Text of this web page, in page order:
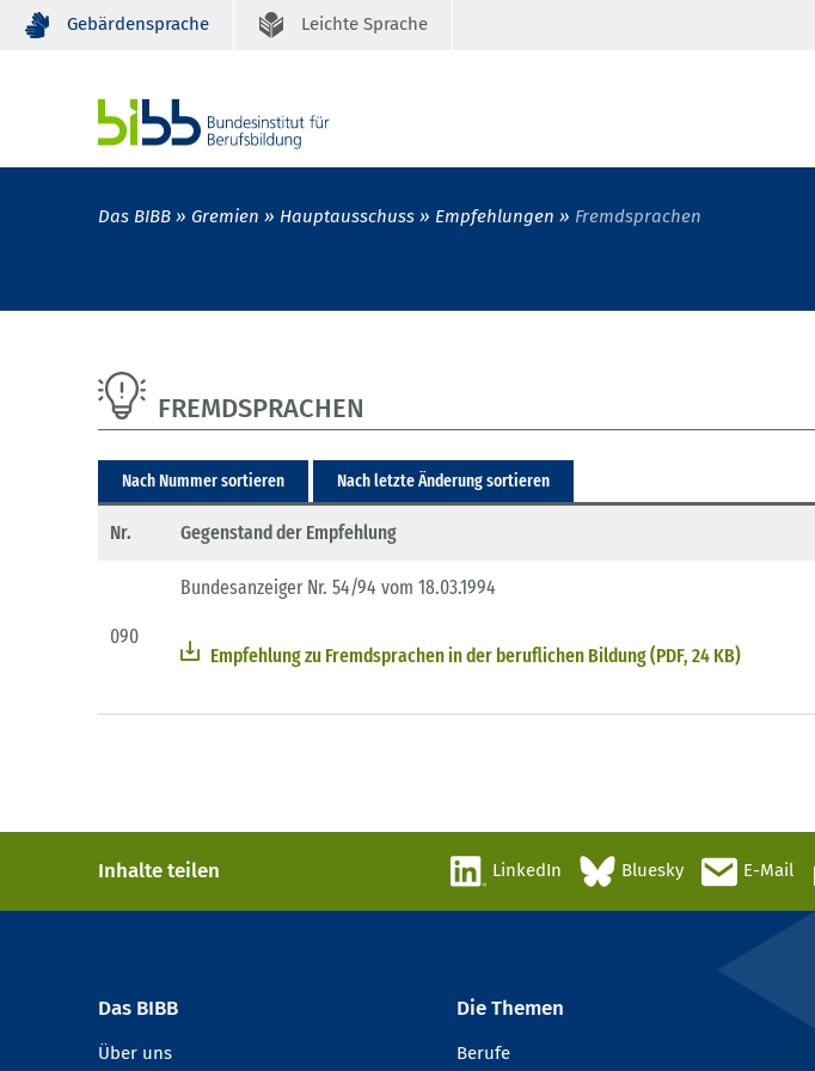
Gebärdensprache Leichte Sprache
Das BIBB Gremien Hauptausschuss Empfehlungen Fremdsprachen
FREMDSPRACHEN
Nach Nummer sortieren Nach letzte Änderung sortieren
Nr. Gegenstand der Empfehlung
090
Bundesanzeiger Nr. 54/94 vom 18.03.1994
Empfehlung zu Fremdsprachen in der beruflichen Bildung (PDF, 24 KB)
Inhalte teilen LinkedIn Bluesky E-Mail
Das BIBB
Über uns
Die Themen
Berufe